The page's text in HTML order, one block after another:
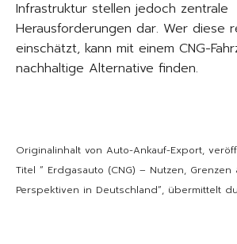
Infrastruktur stellen jedoch zentrale
Herausforderungen dar. Wer diese
einschätzt, kann mit einem CNG-
nachhaltige Alternative finden.
Originalinhalt von Auto-Ankauf-Export,
Titel “ Erdgasauto (CNG) – Nutzen, Grenzen
Perspektiven in Deutschland“, übermittelt